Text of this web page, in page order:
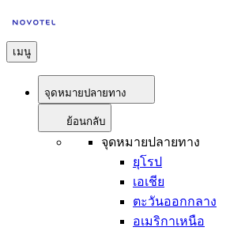
เมนู
จุดหมายปลายทาง
ย้อนกลับ
จุดหมายปลายทาง
ยุโรป
เอเชีย
ตะวันออกกลาง
อเมริกาเหนือ